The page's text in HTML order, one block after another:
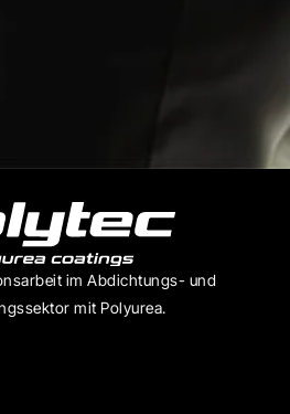
im Abdichtungs- und
mit Polyurea.